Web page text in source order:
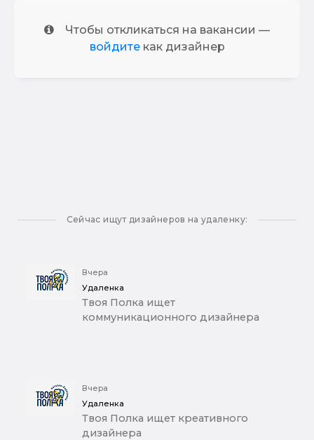
Чтобы откликаться на вакансии —
войдитекак дизайнер
Сейчас ищут дизайнеров на удаленку:
Вчера
Удаленка
Твоя Полка ищет
коммуникационного дизайнера
Вчера
Удаленка
Твоя Полка ищет креативного
дизайнера